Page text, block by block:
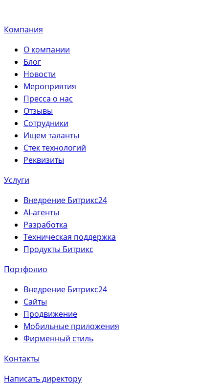
Компания
О компании
Блог
Новости
Мероприятия
Пресса о нас
Отзывы
Сотрудники
Ищем таланты
Стек технологий
Реквизиты
Услуги
Внедрение Битрикс24
AI-агенты
Разработка
Техническая поддержка
Продукты Битрикс
Портфолио
Внедрение Битрикс24
Сайты
Продвижение
Мобильные приложения
Фирменный стиль
Контакты
Написать директору